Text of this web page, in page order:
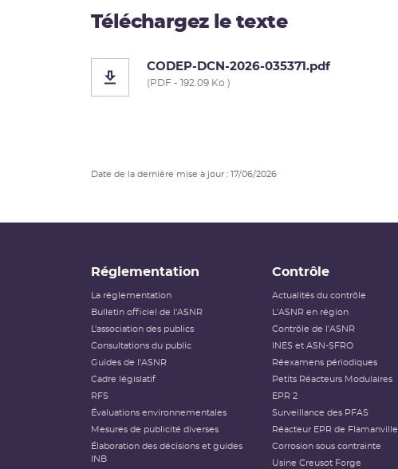
Téléchargez le texte
CODEP-DCN-2026-035371.pdf
(PDF - 192.09 Ko )
Date de la dernière mise à jour : 17/06/2026
Réglementation
La réglementation
Bulletin officiel de l'ASNR
L’association des publics
Consultations du public
Guides de l'ASNR
Cadre législatif
RFS
Évaluations environnementales
Mesures de publicité diverses
Élaboration des décisions et guides
INB
Contrôle
Actualités du contrôle
L'ASNR en région
Contrôle de l'ASNR
INES et ASN-SFRO
Réexamens périodiques
Petits Réacteurs Modulaires
EPR 2
Surveillance des PFAS
Réacteur EPR de Flamanville
Corrosion sous contrainte
Usine Creusot Forge